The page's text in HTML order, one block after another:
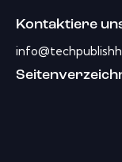
Kontaktiere